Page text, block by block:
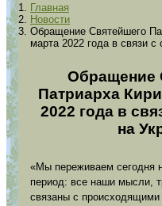
Главная
Новости
Обращение Святейшего
марта 2022 года в связи
Обращение
Патриарха
2022 года в
на
«Мы переживаем сегодня
период: все наши мысли,
связаны с происходящими